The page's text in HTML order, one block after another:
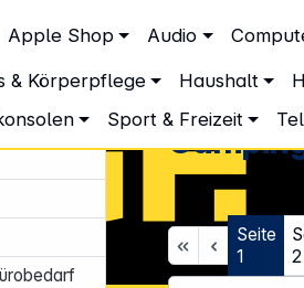
Apple Shop Audio
& Körperpflege Haushalt
Sport & Freizeit
Seite
1
2